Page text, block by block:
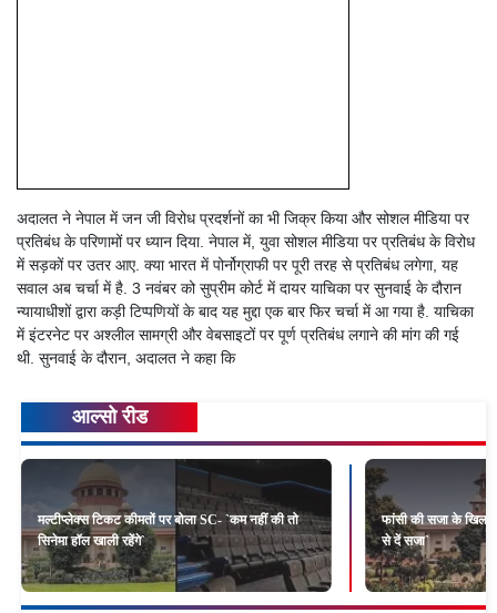
अदालत ने नेपाल में जन जी विरोध प्रदर्शनों का भी जिक्र किया और सोशल मीडिया पर
प्रतिबंध के परिणामों पर ध्यान दिया. नेपाल में, युवा सोशल मीडिया पर प्रतिबंध के विरोध
में सड़कों पर उतर आए. क्या भारत में पोर्नोग्राफी पर पूरी तरह से प्रतिबंध लगेगा, यह
सवाल अब चर्चा में है. 3 नवंबर को सुप्रीम कोर्ट में दायर याचिका पर सुनवाई के दौरान
न्यायाधीशों द्वारा कड़ी टिप्पणियों के बाद यह मुद्दा एक बार फिर चर्चा में आ गया है. याचिका
में इंटरनेट पर अश्लील सामग्री और वेबसाइटों पर पूर्ण प्रतिबंध लगाने की मांग की गई
थी. सुनवाई के दौरान, अदालत ने कहा कि
आल्सो रीड
मल्टीप्लेक्स टिकट कीमतों पर बोला SC- `कम नहीं की तो
सिनेमा हॉल खाली रहेंगे`
फांसी की सजा के
से दें सजा`